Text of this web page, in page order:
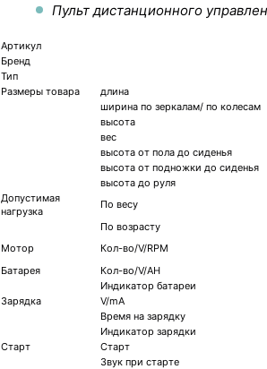
Пульт дистанционного
Артикул
Бренд
Тип
Размеры товара
длина
ширина по зеркалам/ по колесам
высота
вес
высота от пола до сиденья
высота от подножки до сиденья
высота до руля
Допустимая
нагрузка
По весу
По возрасту
Мотор
Кол-во/V/RPM
Батарея
Кол-во/V/AH
Индикатор батареи
Зарядка
V/mA
Время на зарядку
Индикатор зарядки
Старт
Старт
Звук при старте